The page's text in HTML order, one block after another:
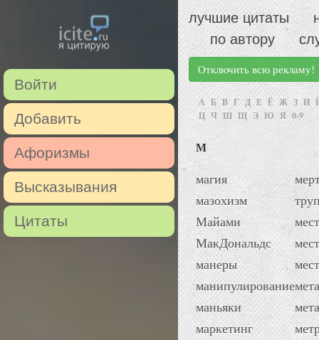
Войти
Добавить
Афоризмы
Высказывания
Цитаты
лучшие цитаты
по автору
Отключить всю рекламу!
А Б В Г Д Е Ё Ж З И
Ц Ч Ш Щ Э Ю Я 0-9
М
магия
мазохизм
Майами
МакДональдс
манеры
манипулирование
маньяки
маркетинг